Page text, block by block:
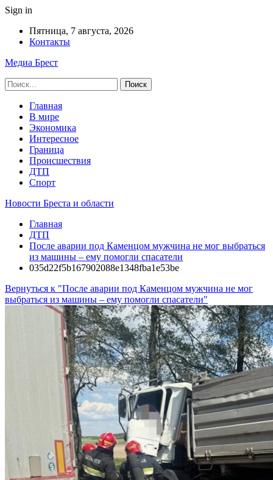
Sign in
Пятница, 7 августа, 2026
Контакты
Медиа Брест
Главная
В мире
Экономика
Интересное
Граница
Происшествия
ДТП
Спорт
Новости Бреста и области
Главная
ДТП
После аварии под Каменцом мужчина не мог выбраться
из машины – ему помогли спасатели
035d22f5b167902088e1348fba1e53be
Вернуться к "После аварии под Каменцом мужчина не мог
выбраться из машины – ему помогли спасатели"